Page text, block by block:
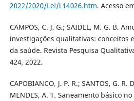
2022/2020/Lei/L14026.htm. Acesso
CAMPOS, C. J. G.; SAIDEL, M. G. B.
investigações qualitativas: conceitos
da saúde. Revista Pesquisa
424, 2022.
CAPOBIANCO, J. P. R.; SANTOS, G. R.
MENDES, A. T. Saneamento básico